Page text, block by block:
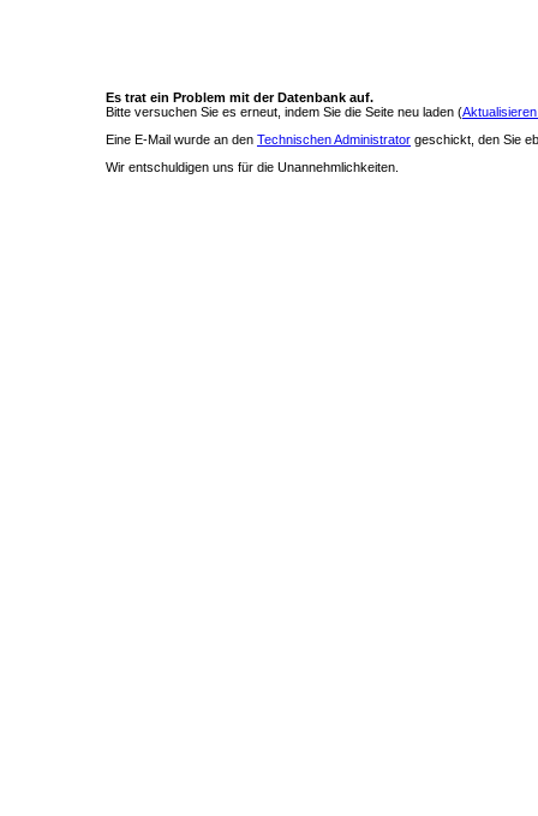
Es trat ein Problem mit der Datenbank auf.
Bitte versuchen Sie es erneut, indem Sie die Seite neu laden (
Eine E-Mail wurde an den Technischen Administrator geschickt, den Sie
Wir entschuldigen uns für die Unannehmlichkeiten.